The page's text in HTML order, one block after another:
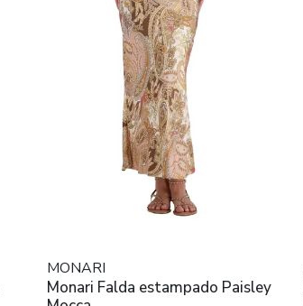
MONARI
Monari Falda estampado Paisley